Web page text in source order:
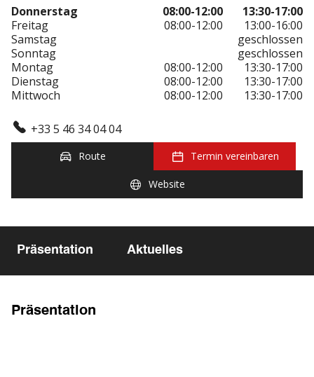
Donnerstag 08:00-12:00
13:30-17:00
Freitag
08:00-12:00
13:00-16:00
Samstag
geschlossen
Sonntag
geschlossen
Montag
08:00-12:00
13:30-17:00
Dienstag
08:00-12:00
13:30-17:00
Mittwoch
08:00-12:00 13:30-17:00
+33 5 46 34 04 04
Route Termin vereinbaren
Website
Präsentation Aktuelles
Präsentation